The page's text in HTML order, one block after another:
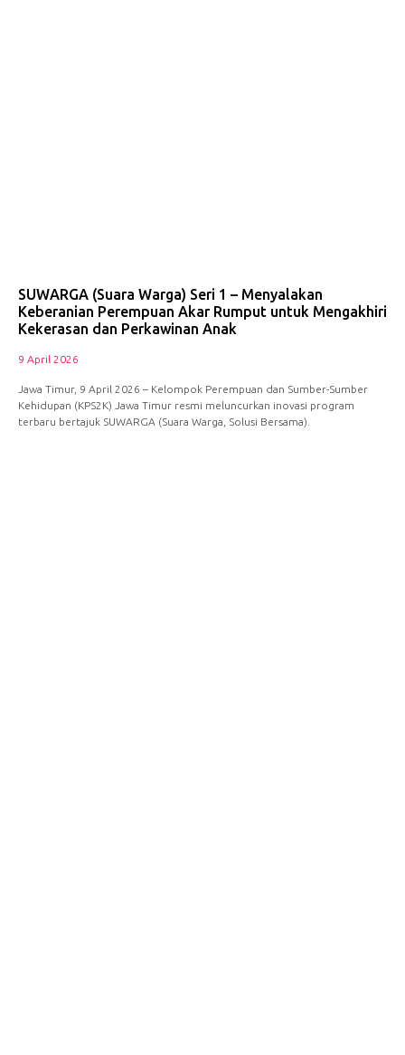
SUWARGA (Suara Warga) Seri 1 – Menyalakan
Keberanian Perempuan Akar Rumput untuk Mengakhiri
Kekerasan dan Perkawinan Anak
9 April 2026
Jawa Timur, 9 April 2026 – Kelompok Perempuan dan Sumber-Sumber
Kehidupan (KPS2K) Jawa Timur resmi meluncurkan inovasi program
terbaru bertajuk SUWARGA (Suara Warga, Solusi Bersama).